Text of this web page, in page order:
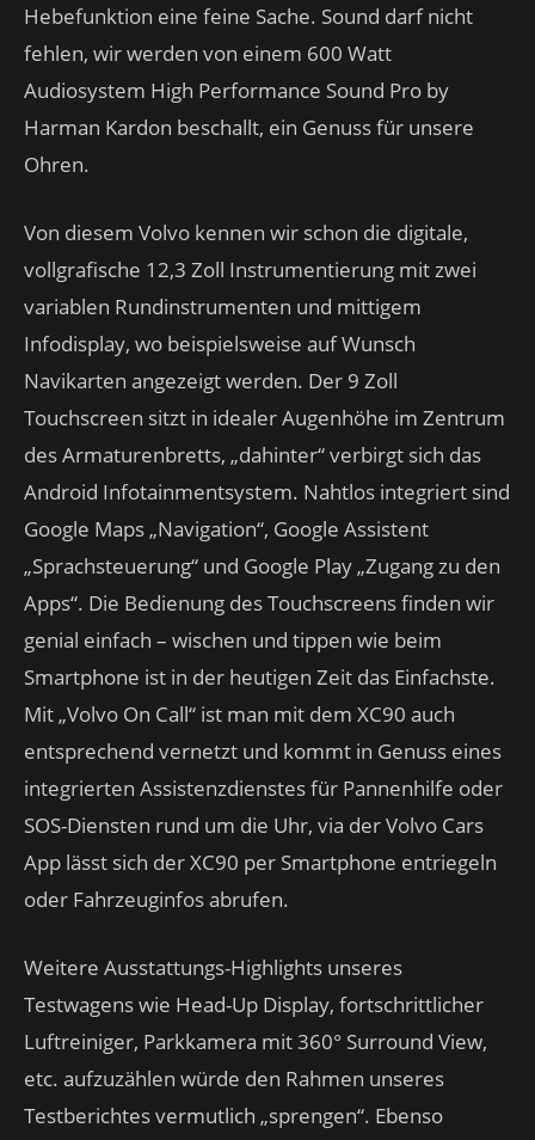
Hebefunktion eine feine Sache. Sound darf nicht
fehlen, wir werden von einem 600 Watt
Audiosystem High Performance Sound Pro by
Harman Kardon beschallt, ein Genuss für unsere
Ohren.
Von diesem Volvo kennen wir schon die digitale,
vollgrafische 12,3 Zoll Instrumentierung mit zwei
variablen Rundinstrumenten und mittigem
Infodisplay, wo beispielsweise auf Wunsch
Navikarten angezeigt werden. Der 9 Zoll
Touchscreen sitzt in idealer Augenhöhe im Zentrum
des Armaturenbretts, „dahinter“ verbirgt sich das
Android Infotainmentsystem. Nahtlos integriert sind
Google Maps „Navigation“, Google Assistent
„Sprachsteuerung“ und Google Play „Zugang zu den
Apps“. Die Bedienung des Touchscreens finden wir
genial einfach – wischen und tippen wie beim
Smartphone ist in der heutigen Zeit das Einfachste.
Mit „Volvo On Call“ ist man mit dem XC90 auch
entsprechend vernetzt und kommt in Genuss eines
integrierten Assistenzdienstes für Pannenhilfe oder
SOS-Diensten rund um die Uhr, via der Volvo Cars
App lässt sich der XC90 per Smartphone entriegeln
oder Fahrzeuginfos abrufen.
Weitere Ausstattungs-Highlights unseres
Testwagens wie Head-Up Display, fortschrittlicher
Luftreiniger, Parkkamera mit 360° Surround View,
etc. aufzuzählen würde den Rahmen unseres
Testberichtes vermutlich „sprengen“. Ebenso